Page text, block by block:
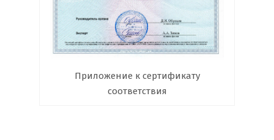
Приложение к сертификату
соответствия